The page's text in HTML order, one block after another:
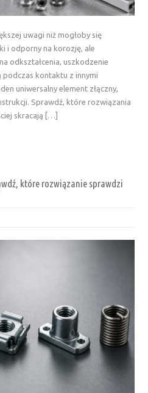
uwagi niż mogłoby się
i odporny na korozję, ale
odkształcenia, uszkodzenie
kontaktu z innymi
uniwersalny element złączny,
Sprawdź, które rozwiązania
skracają […]
które rozwiązanie sprawdzi